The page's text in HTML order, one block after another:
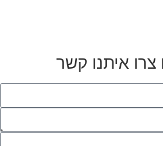
צרו איתנו קשר